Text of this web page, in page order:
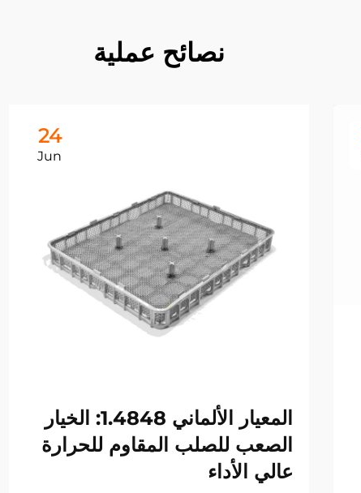
نصائح عملية
24
Jun
المعيار الألماني 1.4848: الخيار
الصعب للصلب المقاوم للحرارة
عالي الأداء